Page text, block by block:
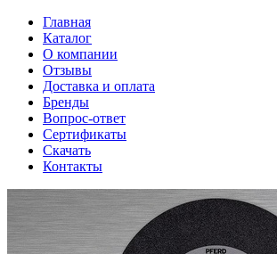
Главная
Каталог
О компании
Отзывы
Доставка и оплата
Бренды
Вопрос-ответ
Сертификаты
Скачать
Контакты